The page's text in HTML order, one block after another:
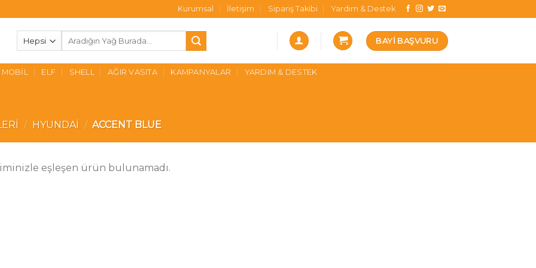
Kurumsal İletişim Sipariş Takibi Yardım & Destek
BAYI BAŞVURU
MOBIL ELF SHELL AĞIR VASITA KAMPANYALAR YARDIM & DESTEK
/ HYUNDAI / ACCENT BLUE
eşleşen ürün bulunamadı.